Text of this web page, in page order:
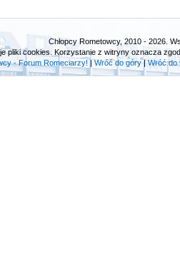
Chłopcy Rometowcy, 2010 - 2026.
pliki cookies. Korzystanie z witryny oznacza
- Forum Romeciarzy! |Wróć do góry|Wróć do